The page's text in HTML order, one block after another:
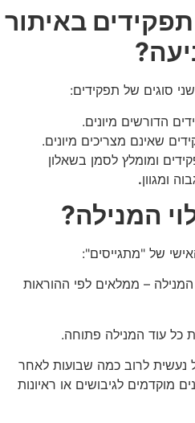
באיתור
סוגים של תפקידים:
הדורשים מיונים.
שאינם מצריכים מיונים.
ומומלץ לסמן בשאלון
ומגוון.
המנילה?
של "מתגייסים":
– ממלאים לפי ההוראות
כל עוד המנילה פתוחה.
נעשית לרוב כמה שבועות לאחר
מוקדמים לגיבושים או ראיונות